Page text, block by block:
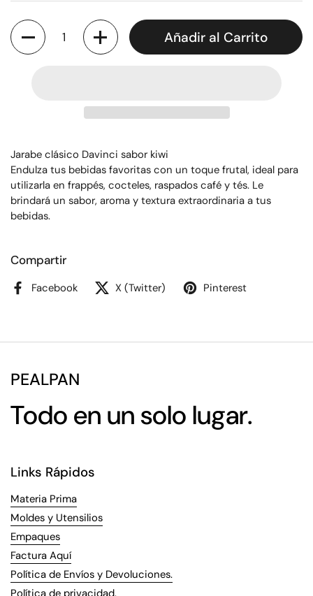
Cantidad
Añadir al Carrito
Jarabe clásico Davinci sabor kiwi
Endulza tus bebidas favoritas con un toque frutal, ideal para
utilizarla en frappés, cocteles, raspados café y tés. Le
brindará un sabor, aroma y textura extraordinaria a tus
bebidas.
Compartir
Facebook X (Twitter) Pinterest
PEALPAN
Todo en un solo lugar.
Links Rápidos
Materia Prima
Moldes y Utensilios
Empaques
Factura Aquí
Política de Envíos y Devoluciones.
Política de privacidad.